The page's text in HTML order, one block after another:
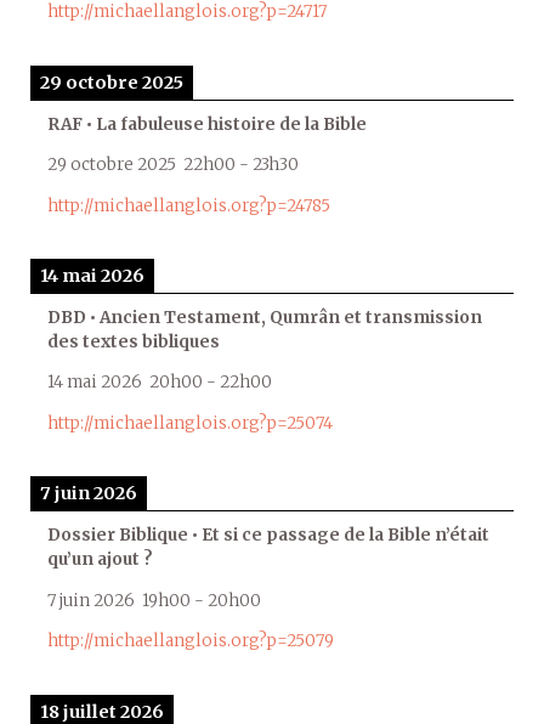
http://michaellanglois.org?p=24717
29 octobre 2025
RAF • La fabuleuse histoire de la Bible
29 octobre 2025 22h00 - 23h30
http://michaellanglois.org?p=24785
14 mai 2026
DBD • Ancien Testament, Qumrân et transmission
des textes bibliques
14 mai 2026 20h00 - 22h00
http://michaellanglois.org?p=25074
7 juin 2026
Dossier Biblique • Et si ce passage de la Bible n’était
qu’un ajout ?
7 juin 2026 19h00 - 20h00
http://michaellanglois.org?p=25079
18 juillet 2026